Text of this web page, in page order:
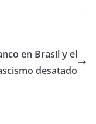
en Brasil y el
desatado